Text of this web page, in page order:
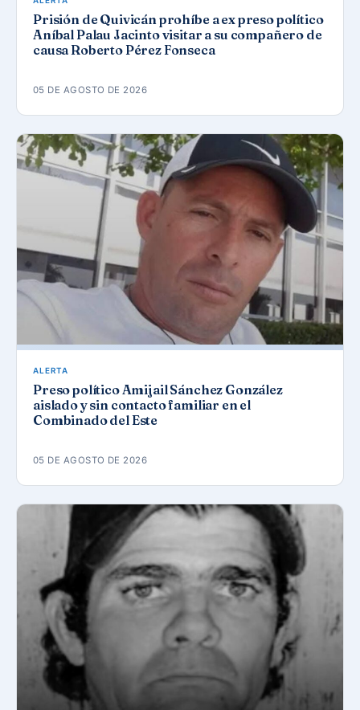
Prisión de Quivicán prohíbe a ex preso político
Aníbal Palau Jacinto visitar a su compañero de
causa Roberto Pérez Fonseca
05 DE AGOSTO DE 2026
ALERTA
Preso político Amijail Sánchez González
aislado y sin contacto familiar en el
Combinado del Este
05 DE AGOSTO DE 2026